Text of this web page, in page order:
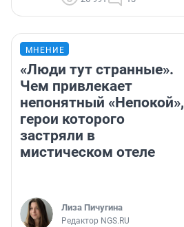
МНЕНИЕ
«Люди тут странные».
Чем привлекает
непонятный «Непокой»,
герои которого
застряли в
мистическом отеле
Лиза Пичугина
Редактор NGS.RU